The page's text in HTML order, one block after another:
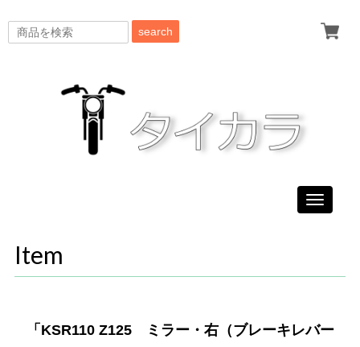
search
Toggle
Item
「KSR110 Z125 ミラー・右（ブレーキレバー